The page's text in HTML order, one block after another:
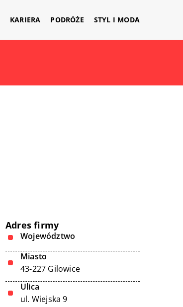
KARIERA PODRÓŻE STYL I MODA
Adres firmy
Województwo
Miasto
43-227 Gilowice
Ulica
ul. Wiejska 9